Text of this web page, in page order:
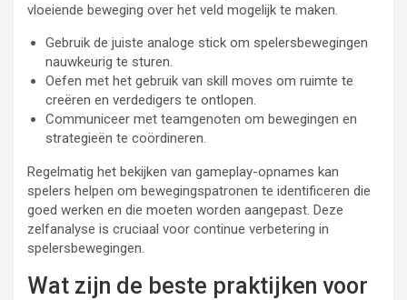
vloeiende beweging over het veld mogelijk te maken.
Gebruik de juiste analoge stick om spelersbewegingen
nauwkeurig te sturen.
Oefen met het gebruik van skill moves om ruimte te
creëren en verdedigers te ontlopen.
Communiceer met teamgenoten om bewegingen en
strategieën te coördineren.
Regelmatig het bekijken van gameplay-opnames kan
spelers helpen om bewegingspatronen te identificeren die
goed werken en die moeten worden aangepast. Deze
zelfanalyse is cruciaal voor continue verbetering in
spelersbewegingen.
Wat zijn de beste praktijken voor